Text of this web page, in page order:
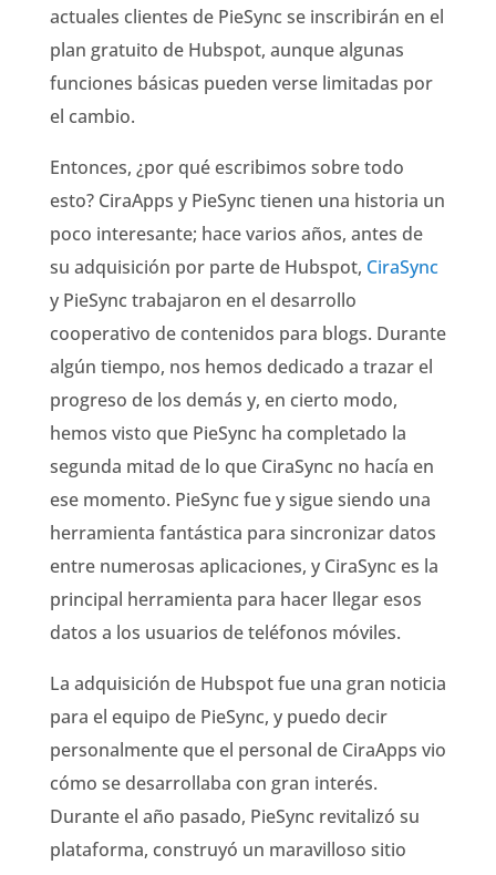
actuales clientes de PieSync se inscribirán en el
plan gratuito de Hubspot, aunque algunas
funciones básicas pueden verse limitadas por
el cambio.
Entonces, ¿por qué escribimos sobre todo
esto? CiraApps y PieSync tienen una historia un
poco interesante; hace varios años, antes de
su adquisición por parte de Hubspot, CiraSync
y PieSync trabajaron en el desarrollo
cooperativo de contenidos para blogs. Durante
algún tiempo, nos hemos dedicado a trazar el
progreso de los demás y, en cierto modo,
hemos visto que PieSync ha completado la
segunda mitad de lo que CiraSync no hacía en
ese momento. PieSync fue y sigue siendo una
herramienta fantástica para sincronizar datos
entre numerosas aplicaciones, y CiraSync es la
principal herramienta para hacer llegar esos
datos a los usuarios de teléfonos móviles.
La adquisición de Hubspot fue una gran noticia
para el equipo de PieSync, y puedo decir
personalmente que el personal de CiraApps vio
cómo se desarrollaba con gran interés.
Durante el año pasado, PieSync revitalizó su
plataforma, construyó un maravilloso sitio